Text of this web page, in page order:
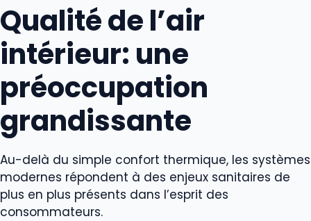
Qualité de l’air
intérieur: une
préoccupation
grandissante
Au-delà du simple confort thermique, les systèmes
modernes répondent à des enjeux sanitaires de
plus en plus présents dans l’esprit des
consommateurs.